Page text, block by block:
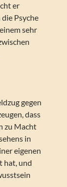
er
Psyche
sehr
gegen
dass
zu Macht
in
eigenen
hat, und